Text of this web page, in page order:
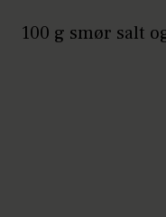
100 g smør salt